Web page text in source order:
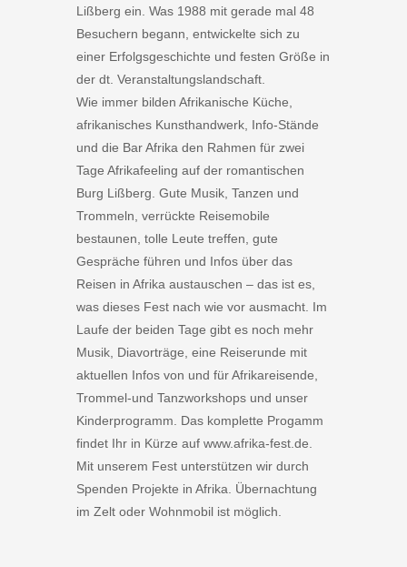
Lißberg ein. Was 1988 mit gerade mal 48
Besuchern begann, entwickelte sich zu
einer Erfolgsgeschichte und festen Größe in
der dt. Veranstaltungslandschaft.
Wie immer bilden Afrikanische Küche,
afrikanisches Kunsthandwerk, Info-Stände
und die Bar Afrika den Rahmen für zwei
Tage Afrikafeeling auf der romantischen
Burg Lißberg. Gute Musik, Tanzen und
Trommeln, verrückte Reisemobile
bestaunen, tolle Leute treffen, gute
Gespräche führen und Infos über das
Reisen in Afrika austauschen – das ist es,
was dieses Fest nach wie vor ausmacht. Im
Laufe der beiden Tage gibt es noch mehr
Musik, Diavorträge, eine Reiserunde mit
aktuellen Infos von und für Afrikareisende,
Trommel-und Tanzworkshops und unser
Kinderprogramm. Das komplette Progamm
findet Ihr in Kürze auf www.afrika-fest.de.
Mit unserem Fest unterstützen wir durch
Spenden Projekte in Afrika. Übernachtung
im Zelt oder Wohnmobil ist möglich.